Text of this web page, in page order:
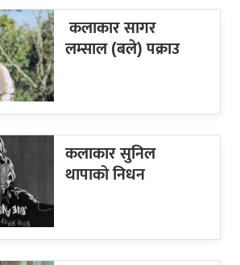
कलाकार सागर
लम्साल (बले) पक्राउ
कलाकार सुनिल
थापाको निधन